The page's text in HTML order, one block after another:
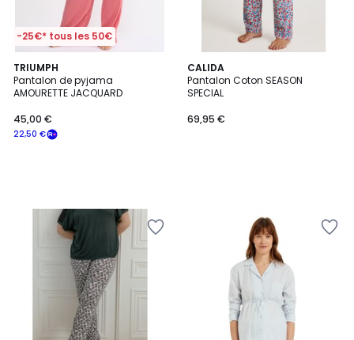
-25€* tous les 50€
TRIUMPH
Pantalon de pyjama
AMOURETTE JACQUARD
22,50 €
45,00 €
CALIDA
Pantalon Coton SEASON
SPECIAL
69,95 €